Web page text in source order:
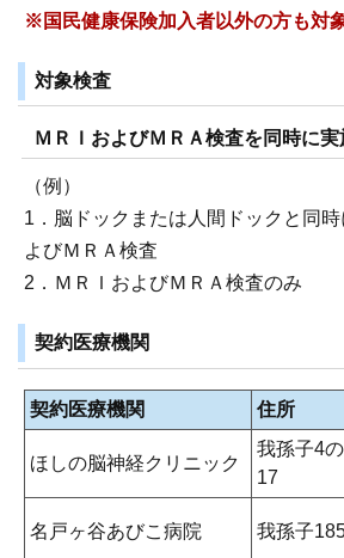
※国民健康保険加入者以外の方も対象
対象検査
ＭＲＩおよびＭＲＡ検査を同時に
（例）
1．脳ドックまたは人間ドックと同
よびＭＲＡ検査
2．ＭＲＩおよびＭＲＡ検査のみ
契約医療機関
契約医療機関 住所
ほしの脳神経クリニック
我孫子4
17
名戸ヶ谷あびこ病院 我孫子